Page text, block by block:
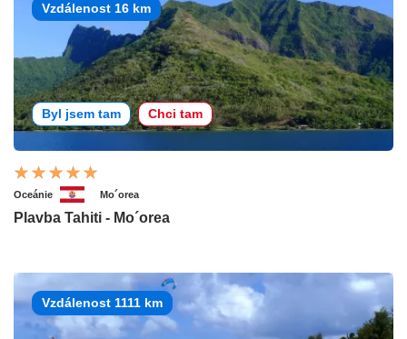
Vzdálenost 16 km
Byl jsem tam Chci tam
Oceánie Mo´orea
Plavba Tahiti - Mo´orea
Vzdálenost 1111 km